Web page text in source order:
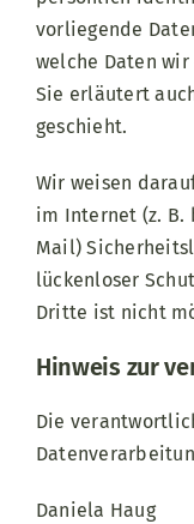
vorliegende
welche Daten
Sie erläutert
geschieht.
Wir weisen
im Internet (z. B.
Mail)
lückenloser
Dritte ist nicht
Hinweis zur
Die
Daniela Haug